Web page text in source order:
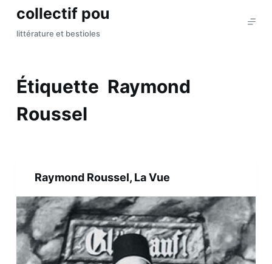
P
a
e
a
e
n
u
collectif pou
littérature et bestioles
Étiquette Raymond
Roussel
Raymond Roussel, La Vue